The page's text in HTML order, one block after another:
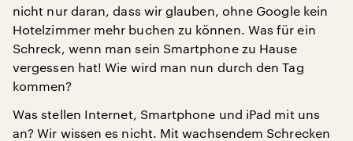
nicht nur daran, dass wir glauben, ohne Google kein
Hotelzimmer mehr buchen zu können. Was für ein
Schreck, wenn man sein Smartphone zu Hause
vergessen hat! Wie wird man nun durch den Tag
kommen?
Was stellen Internet, Smartphone und iPad mit uns
an? Wir wissen es nicht. Mit wachsendem Schrecken